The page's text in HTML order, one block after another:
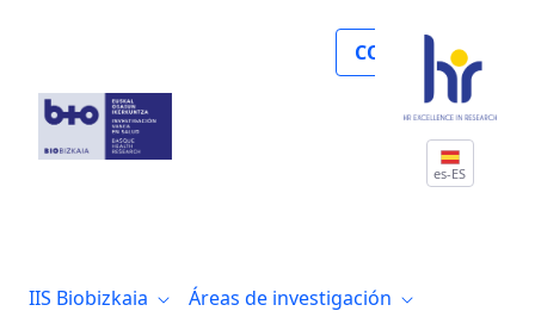
COLABORA
es-ES
IIS Biobizkaia
Áreas de investigación